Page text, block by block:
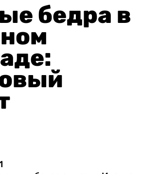
бедра в